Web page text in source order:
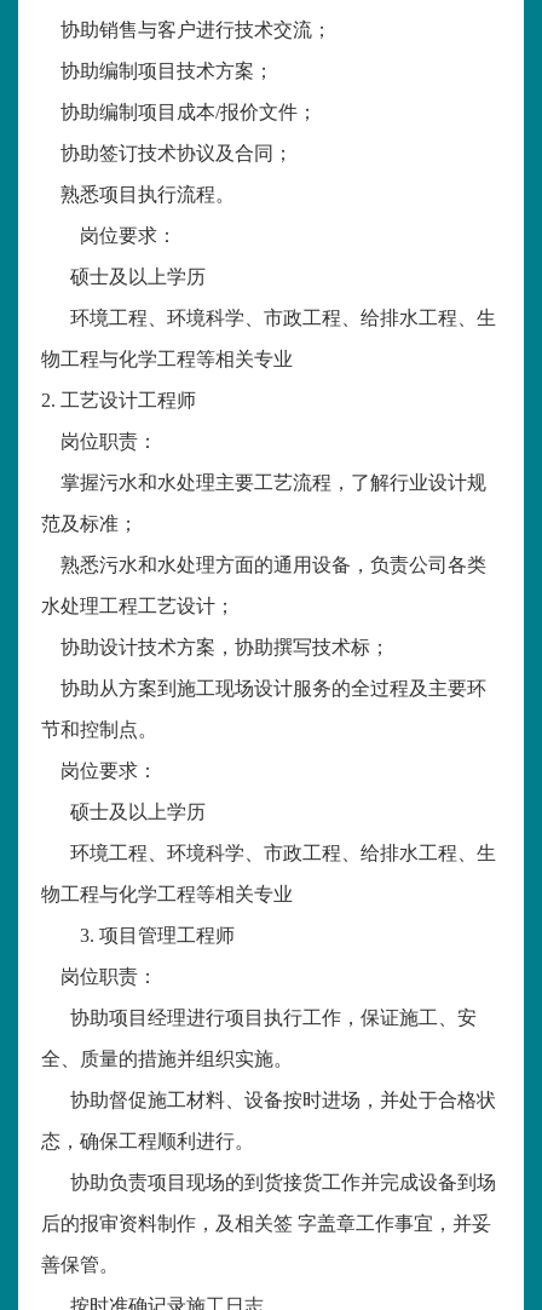
协助销售与客户进行技术交流；
协助编制项目技术方案；
协助编制项目成本/报价文件；
协助签订技术协议及合同；
熟悉项目执行流程。
岗位要求：
硕士及以上学历
环境工程、环境科学、市政工程、给排水工程、生
物工程与化学工程等相关专业
2. 工艺设计工程师
岗位职责：
掌握污水和水处理主要工艺流程，了解行业设计规
范及标准；
熟悉污水和水处理方面的通用设备，负责公司各类
水处理工程工艺设计；
协助设计技术方案，协助撰写技术标；
协助从方案到施工现场设计服务的全过程及主要环
节和控制点。
岗位要求：
硕士及以上学历
环境工程、环境科学、市政工程、给排水工程、生
物工程与化学工程等相关专业
3. 项目管理工程师
岗位职责：
协助项目经理进行项目执行工作，保证施工、安
全、质量的措施并组织实施。
协助督促施工材料、设备按时进场，并处于合格状
态，确保工程顺利进行。
协助负责项目现场的到货接货工作并完成设备到场
后的报审资料制作，及相关签 字盖章工作事宜，并妥
善保管。
按时准确记录施工日志。